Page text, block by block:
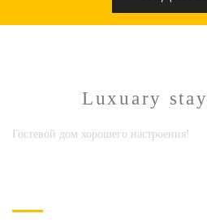
Luxuary stay
Гостевой дом хорошего настроения!